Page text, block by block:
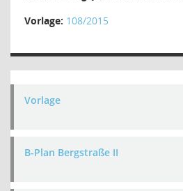
Vorlage: 108/2015
Vorlage
B-Plan Bergstraße II